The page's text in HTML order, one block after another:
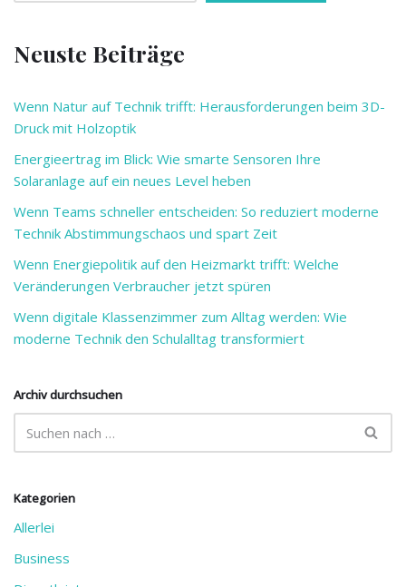
Neuste Beiträge
Wenn Natur auf Technik trifft: Herausforderungen beim 3D-
Druck mit Holzoptik
Energieertrag im Blick: Wie smarte Sensoren Ihre
Solaranlage auf ein neues Level heben
Wenn Teams schneller entscheiden: So reduziert moderne
Technik Abstimmungschaos und spart Zeit
Wenn Energiepolitik auf den Heizmarkt trifft: Welche
Veränderungen Verbraucher jetzt spüren
Wenn digitale Klassenzimmer zum Alltag werden: Wie
moderne Technik den Schulalltag transformiert
Archiv durchsuchen
Kategorien
Allerlei
Business